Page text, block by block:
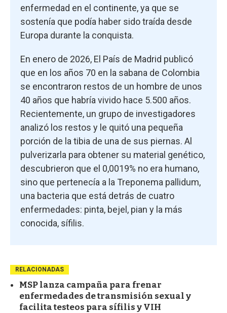
enfermedad en el continente, ya que se
sostenía que podía haber sido traída desde
Europa durante la conquista.
En enero de 2026, El País de Madrid publicó
que en los años 70 en la sabana de Colombia
se encontraron restos de un hombre de unos
40 años que habría vivido hace 5.500 años.
Recientemente, un grupo de investigadores
analizó los restos y le quitó una pequeña
porción de la tibia de una de sus piernas. Al
pulverizarla para obtener su material genético,
descubrieron que el 0,0019% no era humano,
sino que pertenecía a la Treponema pallidum,
una bacteria que está detrás de cuatro
enfermedades: pinta, bejel, pian y la más
conocida, sífilis.
RELACIONADAS
MSP lanza campaña para frenar
enfermedades de transmisión sexual y
facilita testeos para sífilis y VIH